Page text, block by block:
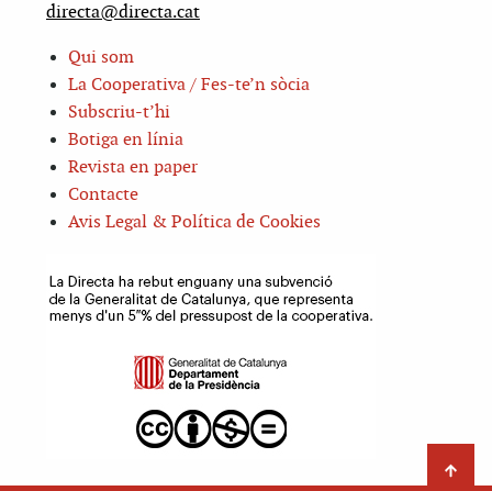
directa@directa.cat
Qui som
La Cooperativa / Fes-te’n sòcia
Subscriu-t’hi
Botiga en línia
Revista en paper
Contacte
Avis Legal & Política de Cookies